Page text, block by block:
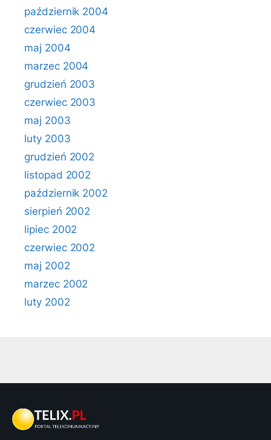
październik 2004
czerwiec 2004
maj 2004
marzec 2004
grudzień 2003
czerwiec 2003
maj 2003
luty 2003
grudzień 2002
listopad 2002
październik 2002
sierpień 2002
lipiec 2002
czerwiec 2002
maj 2002
marzec 2002
luty 2002